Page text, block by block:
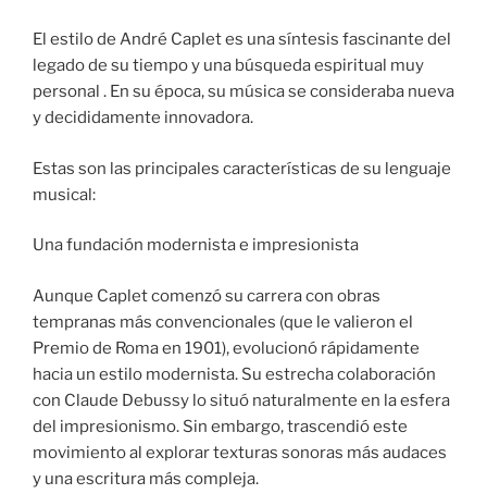
El estilo de André Caplet es una síntesis fascinante del
legado de su tiempo y una búsqueda espiritual muy
personal . En su época, su música se consideraba nueva
y decididamente innovadora.
Estas son las principales características de su lenguaje
musical:
Una fundación modernista e impresionista
Aunque Caplet comenzó su carrera con obras
tempranas más convencionales (que le valieron el
Premio de Roma en 1901), evolucionó rápidamente
hacia un estilo modernista. Su estrecha colaboración
con Claude Debussy lo situó naturalmente en la esfera
del impresionismo. Sin embargo, trascendió este
movimiento al explorar texturas sonoras más audaces
y una escritura más compleja.